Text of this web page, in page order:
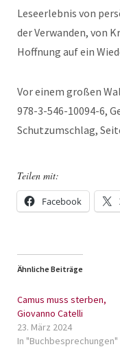
Leseerlebnis von
der Verwanden, von
Hoffnung auf ein
Vor einem großen
978-3-546-10094-6,
Schutzumschlag,
Teilen mit:
Facebook
Ähnliche Beiträge
Camus muss sterben,
Giovanno Catelli
23. März 2024
In "Buchbesprechungen"